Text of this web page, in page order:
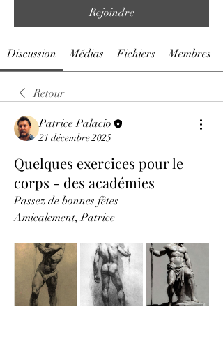
Rejoindre
Discussion Médias Fichiers Membres
Retour
Patrice Palacio
21 décembre 2025
Quelques exercices pour le
corps - des académies
Passez de bonnes fêtes
Amicalement, Patrice